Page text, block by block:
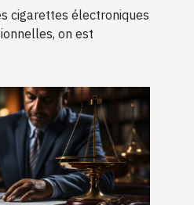
cigarettes électroniques
on est